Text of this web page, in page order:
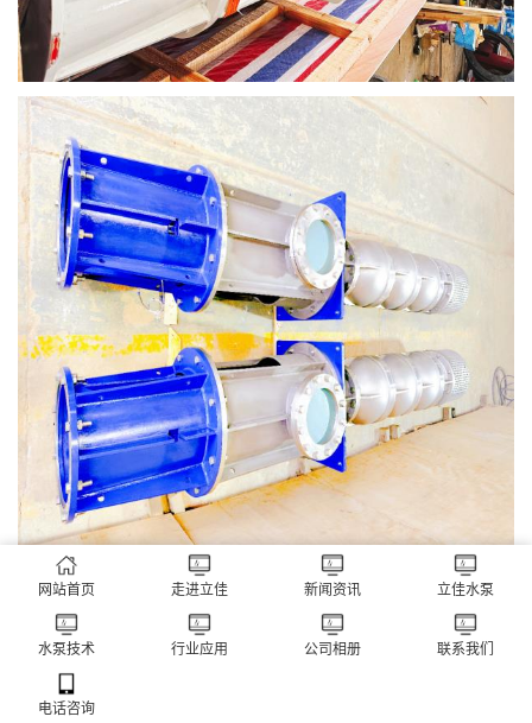
网站首页 走进立佳 新闻资讯 立佳水泵
水泵技术 行业应用 公司相册 联系我们
电话咨询